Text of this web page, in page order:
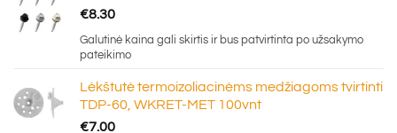
€8.30
Galutinė kaina gali skirtis ir bus patvirtinta po užsakymo
pateikimo
Lėkštutė termoizoliacinėms medžiagoms tvirtinti
TDP-60, WKRET-MET 100vnt
€7.00